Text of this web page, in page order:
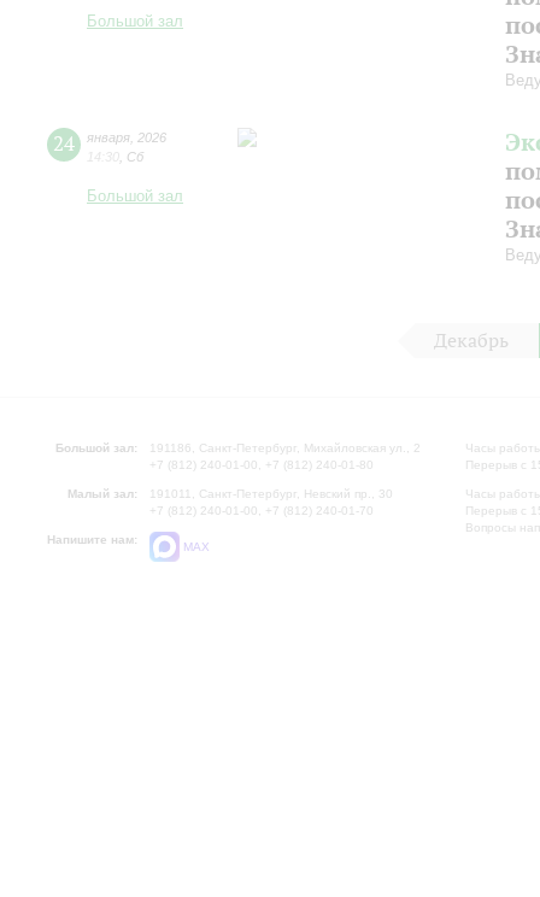
Большой зал
24 января 2026
14:30 Сб
Большой зал
Декабрь
Большой зал:
191186, Санкт-Петербург, Михайловская ул., 2
+7 (812) 240-01-00, +7 (812) 240-01-80
Малый зал:
191011, Санкт-Петербург, Невский пр., 30
+7 (812) 240-01-00, +7 (812) 240-01-70
Напишите нам:
MAX
Часы
Перерыв с
Часы
Перерыв с
Вопросы